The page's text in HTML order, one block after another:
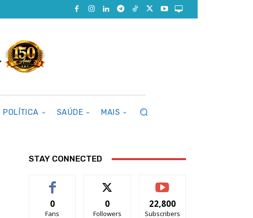
POLÍTICA SAÚDE MAIS
STAY CONNECTED
0
Fans
0
Followers
22,800
Subscribers